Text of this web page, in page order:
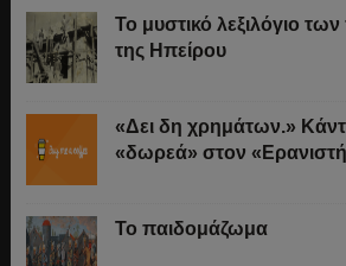
Το μυστικό λεξιλόγιο
της Ηπείρου
«Δει δη χρημάτων.»
«δωρεά» στον
Το παιδομάζωμα